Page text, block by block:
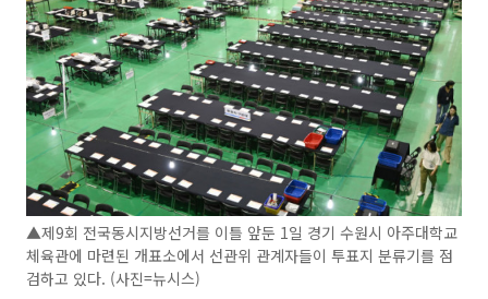
▲제9회 전국동시지방선거를 이틀 앞둔 1일 경기 수원시 아주대학교
체육관에 마련된 개표소에서 선관위 관계자들이 투표지 분류기를 점
검하고 있다. (사진=뉴시스)